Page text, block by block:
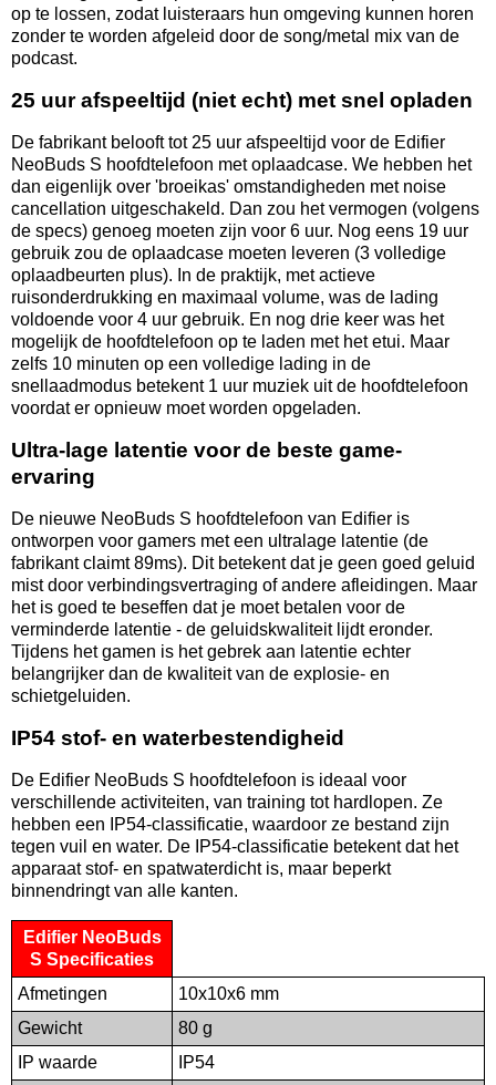
op te lossen, zodat luisteraars hun omgeving kunnen horen
zonder te worden afgeleid door de song/metal mix van de
podcast.
25 uur afspeeltijd (niet echt) met snel opladen
De fabrikant belooft tot 25 uur afspeeltijd voor de Edifier
NeoBuds S hoofdtelefoon met oplaadcase. We hebben het
dan eigenlijk over 'broeikas' omstandigheden met noise
cancellation uitgeschakeld. Dan zou het vermogen (volgens
de specs) genoeg moeten zijn voor 6 uur. Nog eens 19 uur
gebruik zou de oplaadcase moeten leveren (3 volledige
oplaadbeurten plus). In de praktijk, met actieve
ruisonderdrukking en maximaal volume, was de lading
voldoende voor 4 uur gebruik. En nog drie keer was het
mogelijk de hoofdtelefoon op te laden met het etui. Maar
zelfs 10 minuten op een volledige lading in de
snellaadmodus betekent 1 uur muziek uit de hoofdtelefoon
voordat er opnieuw moet worden opgeladen.
Ultra-lage latentie voor de beste game-
ervaring
De nieuwe NeoBuds S hoofdtelefoon van Edifier is
ontworpen voor gamers met een ultralage latentie (de
fabrikant claimt 89ms). Dit betekent dat je geen goed geluid
mist door verbindingsvertraging of andere afleidingen. Maar
het is goed te beseffen dat je moet betalen voor de
verminderde latentie - de geluidskwaliteit lijdt eronder.
Tijdens het gamen is het gebrek aan latentie echter
belangrijker dan de kwaliteit van de explosie- en
schietgeluiden.
IP54 stof- en waterbestendigheid
De Edifier NeoBuds S hoofdtelefoon is ideaal voor
verschillende activiteiten, van training tot hardlopen. Ze
hebben een IP54-classificatie, waardoor ze bestand zijn
tegen vuil en water. De IP54-classificatie betekent dat het
apparaat stof- en spatwaterdicht is, maar beperkt
binnendringt van alle kanten.
Edifier NeoBuds
S Specificaties
Afmetingen
10x10x6 mm
Gewicht
80 g
IP waarde
IP54